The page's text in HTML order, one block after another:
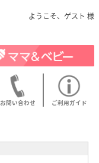
ようこそ、ゲスト 様
お問い合わせ ご利用ガイド